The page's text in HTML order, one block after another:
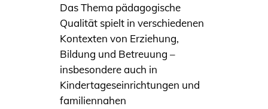
Das Thema pädagogische
Qualität spielt in verschiedenen
Kontexten von Erziehung,
Bildung und Betreuung –
insbesondere auch in
Kindertageseinrichtungen und
familiennahen